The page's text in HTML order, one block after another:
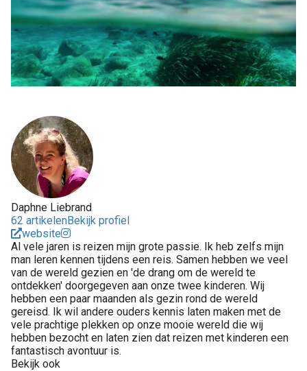
Daphne Liebrand
62 artikelenBekijk profiel
website
Al vele jaren is reizen mijn grote passie. Ik heb zelfs mijn
man leren kennen tijdens een reis. Samen hebben we veel
van de wereld gezien en 'de drang om de wereld te
ontdekken' doorgegeven aan onze twee kinderen. Wij
hebben een paar maanden als gezin rond de wereld
gereisd. Ik wil andere ouders kennis laten maken met de
vele prachtige plekken op onze mooie wereld die wij
hebben bezocht en laten zien dat reizen met kinderen een
fantastisch avontuur is.
Bekijk ook